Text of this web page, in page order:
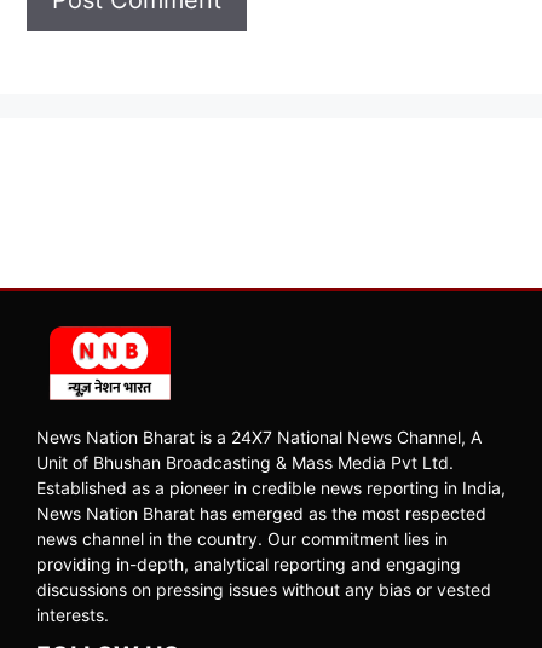
News Nation Bharat is a 24X7 National News Channel, A
Unit of Bhushan Broadcasting & Mass Media Pvt Ltd.
Established as a pioneer in credible news reporting in India,
News Nation Bharat has emerged as the most respected
news channel in the country. Our commitment lies in
providing in-depth, analytical reporting and engaging
discussions on pressing issues without any bias or vested
interests.